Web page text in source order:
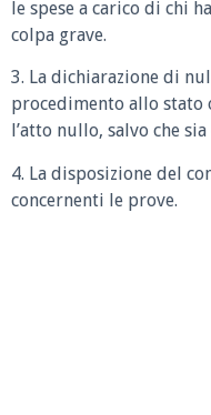
le spese a carico di chi
colpa grave.
3. La dichiarazione di
procedimento allo stato
l’atto nullo, salvo che
4. La disposizione del
concernenti le prove.